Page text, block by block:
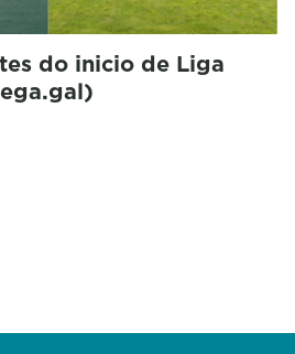
do inicio de Liga